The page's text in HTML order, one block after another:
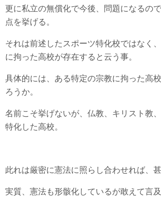
更に私立の無償化で今後、問題になるの
点を挙げる。
それは前述したスポーツ特化校ではなく
に拘った高校が存在すると云う事。
具体的には、ある特定の宗教に拘った高
ろうか。
名前こそ挙げないが、仏教、キリスト教
特化した高校。
此れは厳密に憲法に照らし合わせれば、
実質、憲法も形骸化しているが敢えて言